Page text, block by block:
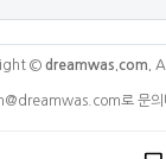
© dreamwas.com.
로 문의